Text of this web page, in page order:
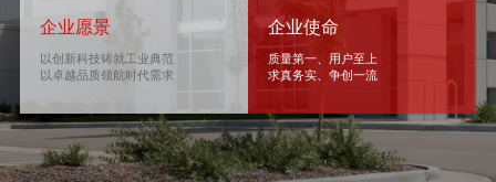
企业愿景
以创新科技铸就工业典范
以卓越品质领航时代需求
企业使命
质量第一、用户至上
求真务实、争创一流